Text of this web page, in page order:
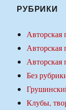
РУБРИКИ
Авторская
Авторская
Авторская
Без
Клубы,